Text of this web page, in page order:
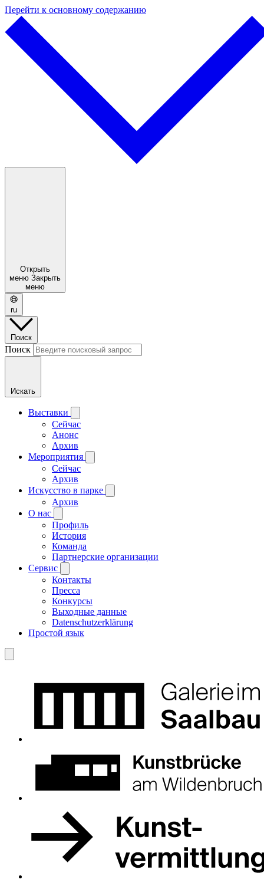
Перейти к основному содержанию
Открыть
меню Закрыть
меню
ru
Поиск
Поиск
Искать
Выставки
Сейчас
Анонс
Архив
Мероприятия
Сейчас
Архив
Искусство в парке
Архив
О нас
Профиль
История
Команда
Партнерские организации
Сервис
Контакты
Пресса
Конкурсы
Выходные данные
Datenschutzerklärung
Простой язык